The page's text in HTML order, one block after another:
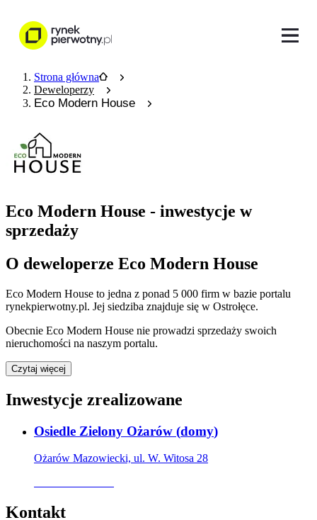
Strona główna
Deweloperzy
Eco Modern House
Eco Modern House - inwestycje w
sprzedaży
O deweloperze Eco Modern House
Eco Modern House to jedna z ponad 5 000 firm w bazie portalu
rynekpierwotny.pl. Jej siedziba znajduje się w Ostrołęce.
Obecnie Eco Modern House nie prowadzi sprzedaży swoich
nieruchomości na naszym portalu.
Czytaj więcej
Inwestycje zrealizowane
Osiedle Zielony Ożarów (domy)
Ożarów Mazowiecki, ul. W. Witosa 28
Kontakt